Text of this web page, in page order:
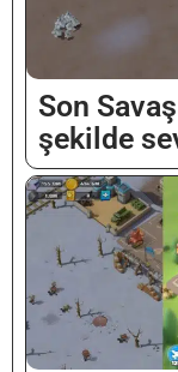
Son
şekilde